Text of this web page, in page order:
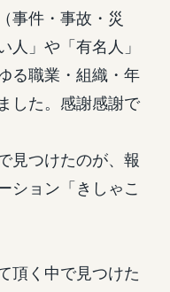
事件・事故・災
人」や「有名人」
る職業・組織・年
した。感謝感謝で
見つけたのが、報
ション「きしゃこ
頂く中で見つけた